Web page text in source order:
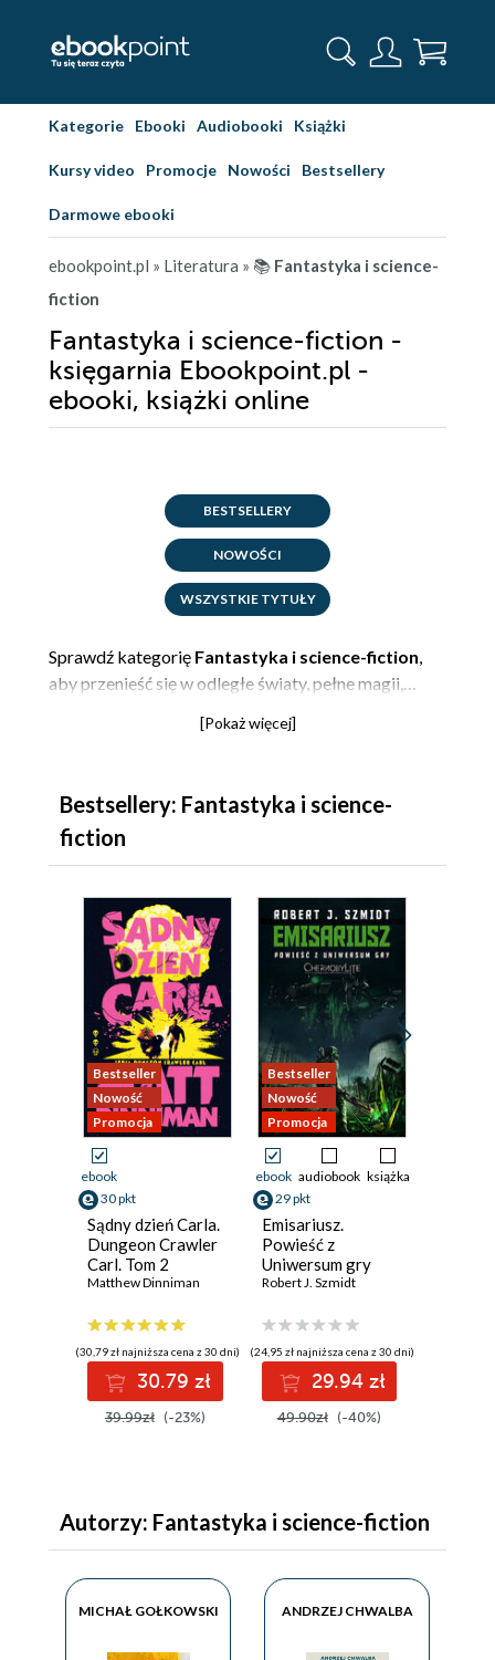
Kategorie Ebooki Audiobooki Książki
Kursy video Promocje Nowości Bestsellery
Darmowe ebooki
ebookpoint.pl » Literatura » 📚 Fantastyka i science-
fiction
Fantastyka i science-fiction -
księgarnia Ebookpoint.pl -
ebooki, książki online
BESTSELLERY
NOWOŚCI
WSZYSTKIE TYTUŁY
Sprawdź kategorię Fantastyka i science-fiction,
aby przenieść się w odległe światy, pełne magii,
przerażającą dystopią. Najlepsi autorzy fantasy i
własna wyobraźnia.
[Pokaż więcej]
Bestsellery: Fantastyka i science-
fiction
Bestseller
Nowość
Promocja
ebook
30 pkt
Sądny dzień Carla.
Dungeon Crawler
Carl. Tom 2
Matthew Dinniman
(30,79 zł najniższa cena z 30 dni)
30.79 zł
39.99zł (-23%)
Bestseller
Nowość
Promocja
ebook audiobook książka
29 pkt
Emisariusz.
Powieść z
Uniwersum gry
Chernobylite
Robert J. Szmidt
(24,95 zł najniższa cena z 30 dni)
29.94 zł
49.90zł (-40%)
Autorzy: Fantastyka i science-fiction
MICHAŁ GOŁKOWSKI ANDRZEJ CHWALBA